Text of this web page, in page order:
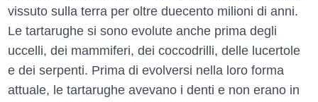
vissuto sulla terra per oltre duecento milioni di anni.
Le tartarughe si sono evolute anche prima degli
uccelli, dei mammiferi, dei coccodrilli, delle lucertole
e dei serpenti. Prima di evolversi nella loro forma
attuale, le tartarughe avevano i denti e non erano in